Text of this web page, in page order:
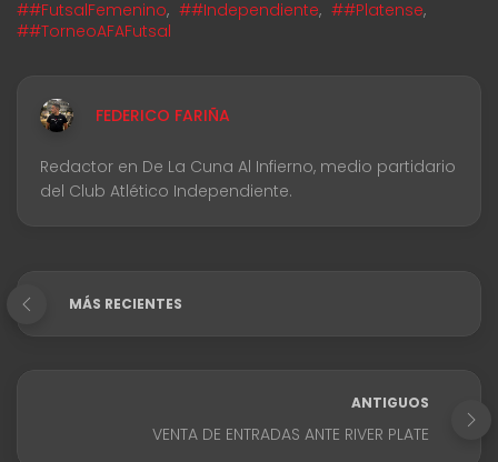
##FutsalFemenino, ##Independiente, ##Platense,
##TorneoAFAFutsal
FEDERICO FARIÑA
Redactor en De La Cuna Al Infierno, medio partidario
del Club Atlético Independiente.
MÁS RECIENTES
ANTIGUOS
VENTA DE ENTRADAS ANTE RIVER PLATE